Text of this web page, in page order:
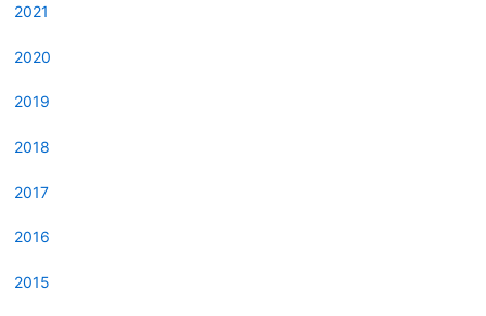
2021
2020
2019
2018
2017
2016
2015